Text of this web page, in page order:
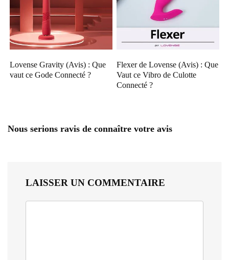
Lovense Gravity (Avis) : Que
vaut ce Gode Connecté ?
Flexer de Lovense (Avis) : Que
Vaut ce Vibro de Culotte
Connecté ?
Nous serions ravis de connaître votre avis
LAISSER UN COMMENTAIRE